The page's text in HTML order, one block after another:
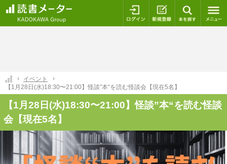
ログイン 新規登録
イベント
【1月28日(水)18:30〜21:00】怪談”本“を読む怪談会【現在5名】
【1月28日(水)18:30〜21:00】怪談”本“を読む怪談
会【現在5名】